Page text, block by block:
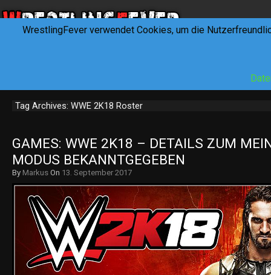
Tag Archives: WWE 2K18 Roster
GAMES: WWE 2K18 – DETAILS ZUM
MODUS BEKANNTGEGEBEN
By Markus On 13. September 2017
WrestlingFever verwendet Cookies, um die